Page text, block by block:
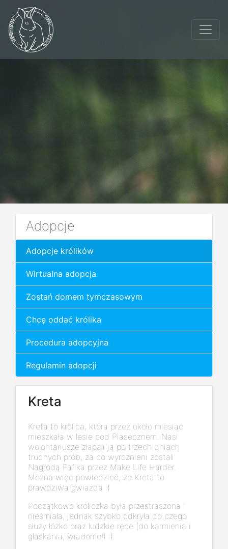
Adopcje
Adopcje królików
Wirtualna adopcja
Zostań domem tymczasowym
Chcę oddać królika
Procedura adopcyjna
Regulamin adopcji
Kreta
Kreta to królica, która przez około miesiąc
mieszkała w lesie pod Piasecznem. Nasi
wolontariusze złapali ją po trzech dniach
trudnych prób, za co wyrożnieni zostali
Nagrodą Fafika przez Make Life Harder.
Można więc powiedzieć, że Kreta to
prawdziwa gwiazda :)
Początkowo króliczka była przestraszona i
nieśmiała, jednak szybko odkryła do czego
służy łóżko oraz ludzkie ręce (do karmienia i
głaskania, wiadomo!) :)